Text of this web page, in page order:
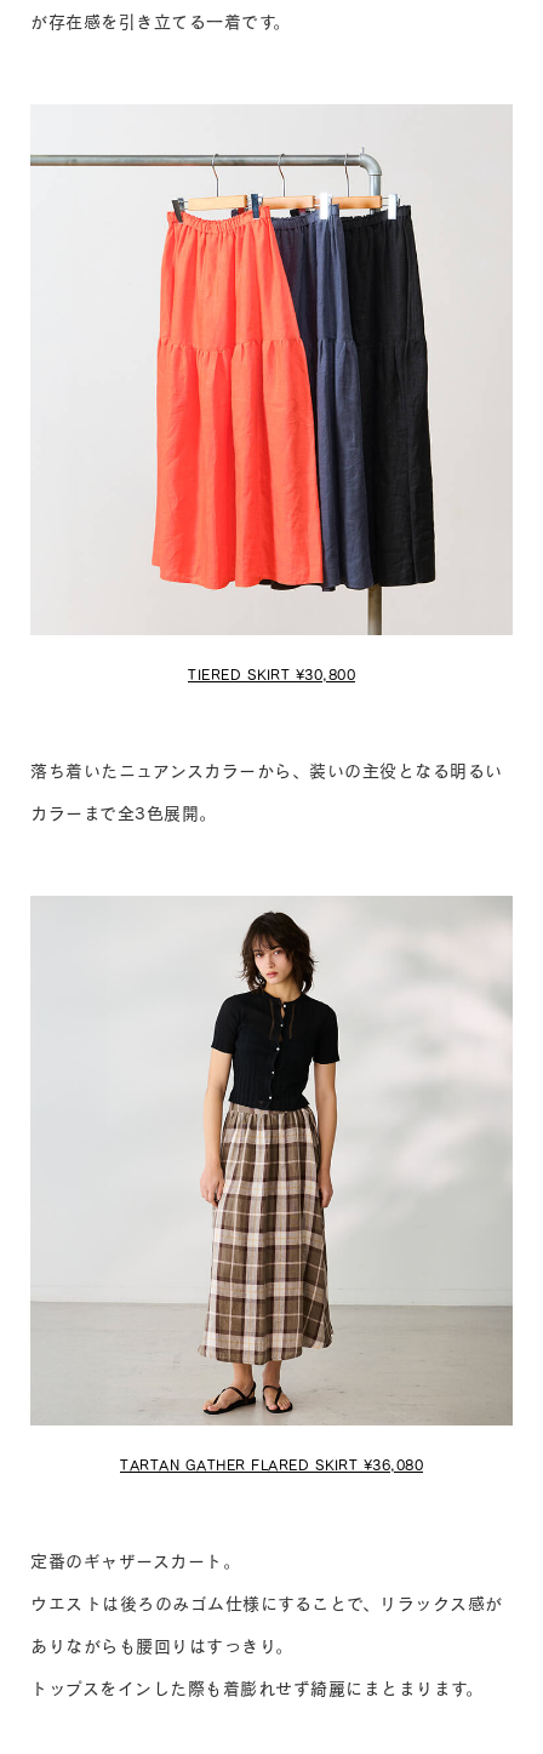
が存在感を引き立てる一着です。
TIERED SKIRT ¥30,800
落ち着いたニュアンスカラーから、装いの主役となる明るい
カラーまで全3色展開。
TARTAN GATHER FLARED SKIRT ¥36,080
定番のギャザースカート。
ウエストは後ろのみゴム仕様にすることで、リラックス感が
ありながらも腰回りはすっきり。
トップスをインした際も着膨れせず綺麗にまとまります。